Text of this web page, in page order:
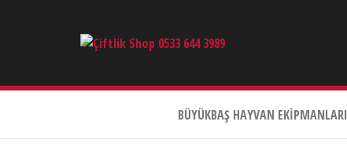
0533
644
3989
BÜYÜKBAŞ HAYVAN EKIPMANLARI